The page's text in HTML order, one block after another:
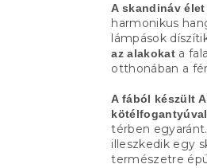
A skandináv élet
harmonikus
lámpások
az alakokat a
otthonában a
A fából készült
kötélfogantyúval
térben
illeszkedik egy
természetre